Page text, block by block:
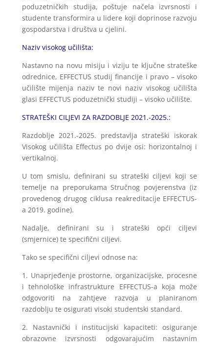
poduzetničkih studija, poštuje načela izvrsnosti i
studente transformira u lidere koji doprinose razvoju
gospodarstva i društva u cjelini.
Naziv visokog učilišta:
Nastavno na novu misiju i viziju te ključne strateške
odrednice, EFFECTUS studij financije i pravo – visoko
učilište mijenja naziv te novi naziv visokog učilišta
glasi EFFECTUS poduzetnički studiji – visoko učilište.
STRATEŠKI CILJEVI ZA RAZDOBLJE 2021.-2025.:
Razdoblje 2021.-2025. predstavlja strateški iskorak
Visokog učilišta Effectus po dvije osi: horizontalnoj i
vertikalnoj.
U tom smislu, definirani su strateški ciljevi koji se
temelje na preporukama Stručnog povjerenstva (iz
provedenog drugog ciklusa reakreditacije EFFECTUS-
a 2019. godine).
Nadalje, definirani su i strateški opći ciljevi
(smjernice) te specifični ciljevi.
Tako se specifični ciljevi odnose na:
1. Unaprjeđenje prostorne, organizacijske, procesne
i tehnološke infrastrukture EFFECTUS-a koja može
odgovoriti na zahtjeve razvoja u planiranom
razdoblju te osigurati visoki studentski standard.
2. Nastavnički i institucijski kapaciteti: osiguranje
obrazovne izvrsnosti odgovarajućim nastavnim